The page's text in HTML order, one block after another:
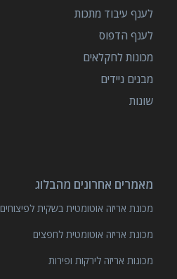
לענף עיבוד מתכות
לענף הדפוס
מכונות לחקלאים
מבנים ניידים
שונות
מאמרים אחרונים מהבלוג
מכונת אריזה אוטומטית בשקית לפיצוחים
מכונת אריזה אוטומטית לחפצים
מכונות אריזה לירקות ופירות